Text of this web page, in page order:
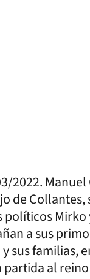
2022.
de Collantes,
políticos Mirko
a sus
sus familias,
al